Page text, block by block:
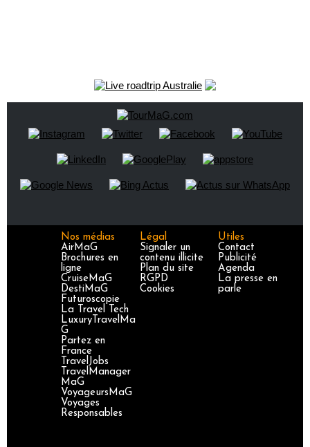
Nos médias
AirMaG
Brochures en
ligne
CruiseMaG
DestiMaG
Futuroscopie
La Travel Tech
LuxuryTravelMa
G
Partez en
France
TravelJobs
TravelManager
MaG
VoyageursMaG
Voyages
Responsables
Légal
Signaler un
contenu illicite
Plan du site
RGPD
Cookies
Utiles
Contact
Publicité
Agenda
La presse en
parle